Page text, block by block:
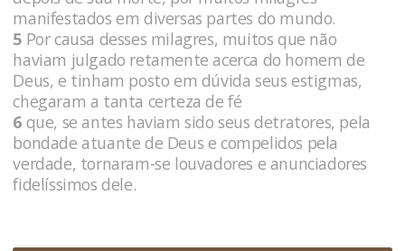
manifestados em diversas partes do mundo.
5 Por causa desses milagres, muitos que não
haviam julgado retamente acerca do homem de
Deus, e tinham posto em dúvida seus estigmas,
chegaram a tanta certeza de fé
6 que, se antes haviam sido seus detratores, pela
bondade atuante de Deus e compelidos pela
verdade, tornaram-se louvadores e anunciadores
fidelíssimos dele.